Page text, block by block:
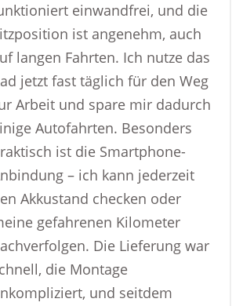
einwandfrei, und die
ist angenehm, auch
langen Fahrten. Ich nutze das
jetzt fast täglich für den Weg
Arbeit und spare mir dadurch
Autofahrten. Besonders
ist die Smartphone-
– ich kann jederzeit
Akkustand checken oder
gefahrenen Kilometer
Die Lieferung war
die Montage
und seitdem